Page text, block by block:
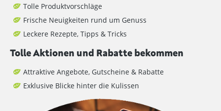
Tolle Produktvorschläge
Frische Neuigkeiten rund um Genuss
Leckere Rezepte, Tipps & Tricks
Tolle Aktionen und Rabatte bekommen
Attraktive Angebote, Gutscheine & Rabatte
Exklusive Blicke hinter die Kulissen